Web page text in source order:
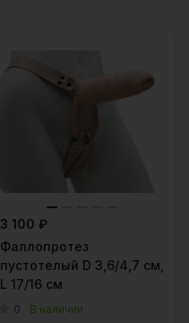
3 100 ₽
Фаллопротез
пустотелый D 3,6/4,7 см,
L 17/16 см
0 В наличии